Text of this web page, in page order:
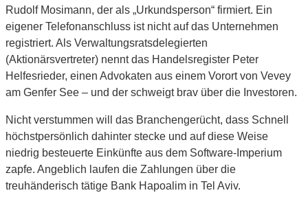
Rudolf Mosimann, der als „Urkundsperson“ firmiert. Ein
eigener Telefonanschluss ist nicht auf das Unternehmen
registriert. Als Verwaltungsratsdelegierten
(Aktionärsvertreter) nennt das Handelsregister Peter
Helfesrieder, einen Advokaten aus einem Vorort von Vevey
am Genfer See – und der schweigt brav über die Investoren.
Nicht verstummen will das Branchengerücht, dass Schnell
höchstpersönlich dahinter stecke und auf diese Weise
niedrig besteuerte Einkünfte aus dem Software-Imperium
zapfe. Angeblich laufen die Zahlungen über die
treuhänderisch tätige Bank Hapoalim in Tel Aviv.